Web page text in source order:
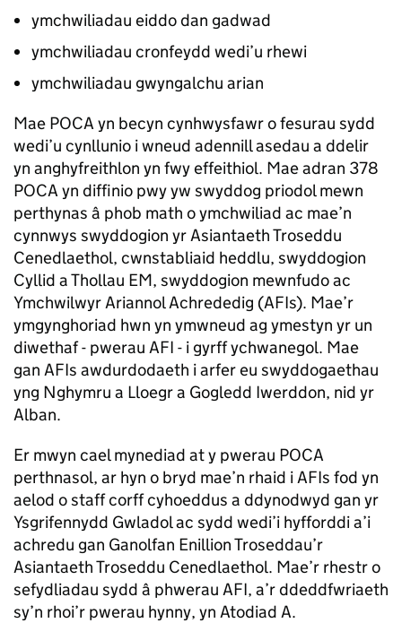
ymchwiliadau eiddo dan gadwad
ymchwiliadau cronfeydd wedi’u rhewi
ymchwiliadau gwyngalchu arian
Mae POCA yn becyn cynhwysfawr o fesurau sydd
wedi’u cynllunio i wneud adennill asedau a ddelir
yn anghyfreithlon yn fwy effeithiol. Mae adran 378
POCA yn diffinio pwy yw swyddog priodol mewn
perthynas â phob math o ymchwiliad ac mae’n
cynnwys swyddogion yr Asiantaeth Troseddu
Cenedlaethol, cwnstabliaid heddlu, swyddogion
Cyllid a Thollau EM, swyddogion mewnfudo ac
Ymchwilwyr Ariannol Achrededig (AFIs). Mae’r
ymgynghoriad hwn yn ymwneud ag ymestyn yr un
diwethaf - pwerau AFI - i gyrff ychwanegol. Mae
gan AFIs awdurdodaeth i arfer eu swyddogaethau
yng Nghymru a Lloegr a Gogledd Iwerddon, nid yr
Alban.
Er mwyn cael mynediad at y pwerau POCA
perthnasol, ar hyn o bryd mae’n rhaid i AFIs fod yn
aelod o staff corff cyhoeddus a ddynodwyd gan yr
Ysgrifennydd Gwladol ac sydd wedi’i hyfforddi a’i
achredu gan Ganolfan Enillion Troseddau’r
Asiantaeth Troseddu Cenedlaethol. Mae’r rhestr o
sefydliadau sydd â phwerau AFI, a’r ddeddfwriaeth
sy’n rhoi’r pwerau hynny, yn Atodiad A.